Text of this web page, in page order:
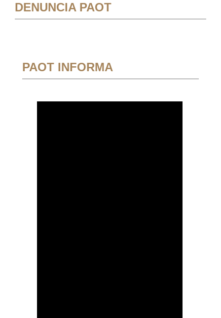
DENUNCIA PAOT
PAOT INFORMA